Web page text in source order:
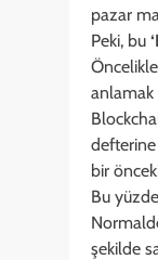
pazar
Peki, bu
anlamak
defterine
bir
Bu
şekilde